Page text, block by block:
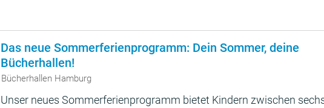
Das neue Sommerferienprogramm: Dein Sommer, deine
Bücherhallen!
Bücherhallen Hamburg
Unser neues Sommerferienprogramm bietet Kindern zwischen